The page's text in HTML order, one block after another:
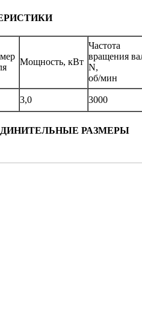
Мощность, кВт
Частота
вращения
N,
об/мин
3,0 3000
РАЗМЕРЫ